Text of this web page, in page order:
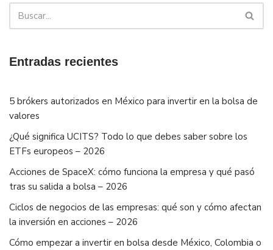
Entradas recientes
5 brókers autorizados en México para invertir en la bolsa de
valores
¿Qué significa UCITS? Todo lo que debes saber sobre los
ETFs europeos – 2026
Acciones de SpaceX: cómo funciona la empresa y qué pasó
tras su salida a bolsa – 2026
Ciclos de negocios de las empresas: qué son y cómo afectan
la inversión en acciones – 2026
Cómo empezar a invertir en bolsa desde México, Colombia o